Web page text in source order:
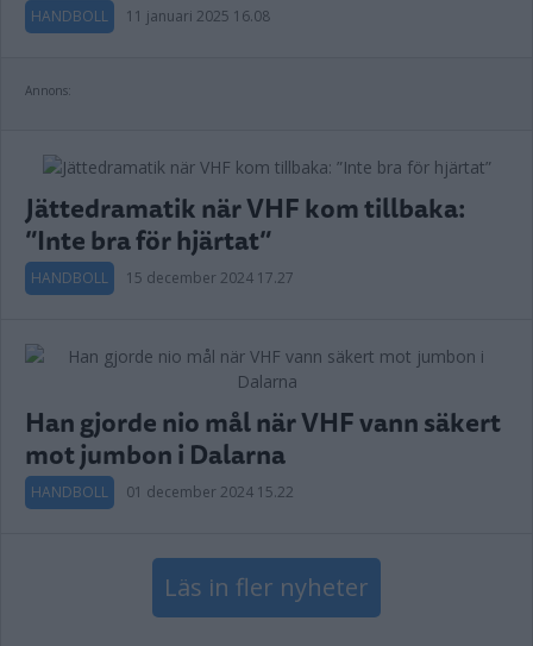
HANDBOLL 11 januari 2025 16.08
Annons:
Jättedramatik när VHF kom tillbaka:
”Inte bra för hjärtat”
HANDBOLL 15 december 2024 17.27
Han gjorde nio mål när VHF vann säkert
mot jumbon i Dalarna
HANDBOLL 01 december 2024 15.22
Läs in fler nyheter